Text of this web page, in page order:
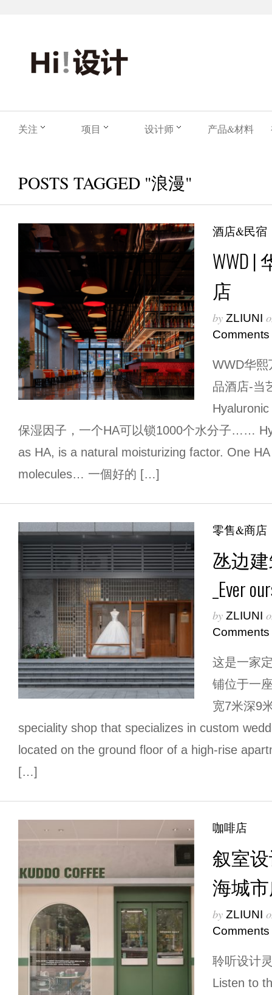
关注 项目 设计师 产品&材料
POSTS TAGGED "浪漫"
酒店&民宿
WWD
店
by ZLIUNI
Comments
WWD华熙
品酒店-当
保湿因子，一个HA可以锁1000个水分子……
as HA, is a natural moisturizing factor. One
molecules… 一個好的 […]
零售&商店
氹边
_Ever
by ZLIUNI
Comments
这是一家
铺位于一
宽7米深9
speciality shop that specializes in custom
located on the ground floor of a high-rise
[…]
咖啡店
叙室设
海城
by ZLIUNI
Comments
聆听设计
Listen to